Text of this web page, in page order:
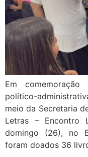
Em
político-
meio da Secretaria
Letras – Encontro
domingo (26), no
foram doados 36